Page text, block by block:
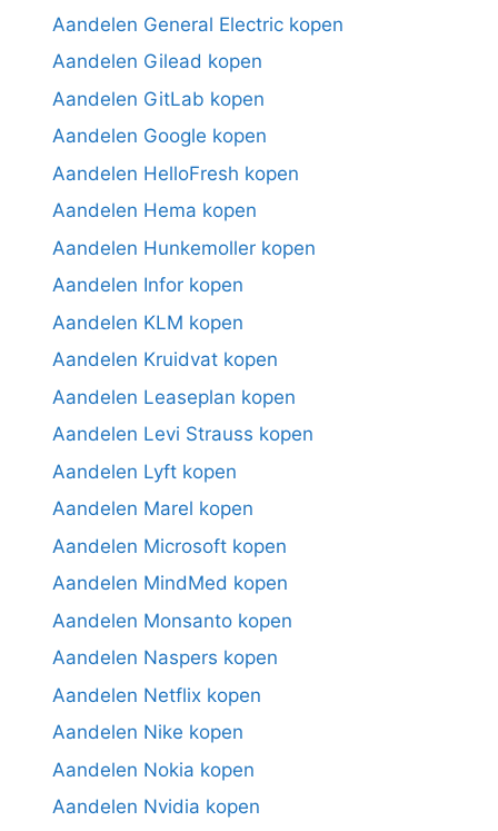
Aandelen General Electric kopen
Aandelen Gilead kopen
Aandelen GitLab kopen
Aandelen Google kopen
Aandelen HelloFresh kopen
Aandelen Hema kopen
Aandelen Hunkemoller kopen
Aandelen Infor kopen
Aandelen KLM kopen
Aandelen Kruidvat kopen
Aandelen Leaseplan kopen
Aandelen Levi Strauss kopen
Aandelen Lyft kopen
Aandelen Marel kopen
Aandelen Microsoft kopen
Aandelen MindMed kopen
Aandelen Monsanto kopen
Aandelen Naspers kopen
Aandelen Netflix kopen
Aandelen Nike kopen
Aandelen Nokia kopen
Aandelen Nvidia kopen